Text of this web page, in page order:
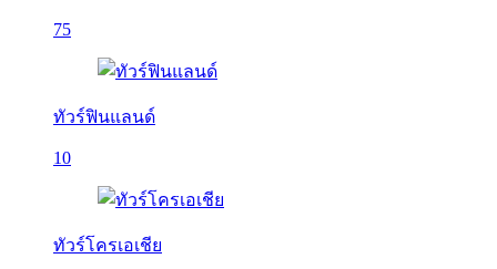
75
ทัวร์ฟินแลนด์
10
ทัวร์โครเอเชีย